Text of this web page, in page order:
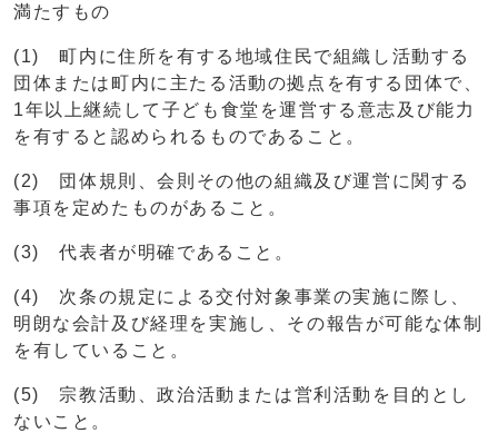
満たすもの
(1) 町内に住所を有する地域住民で組織し活動する
団体または町内に主たる活動の拠点を有する団体で、
1年以上継続して子ども食堂を運営する意志及び能力
を有すると認められるものであること。
(2) 団体規則、会則その他の組織及び運営に関する
事項を定めたものがあること。
(3) 代表者が明確であること。
(4) 次条の規定による交付対象事業の実施に際し、
明朗な会計及び経理を実施し、その報告が可能な体制
を有していること。
(5) 宗教活動、政治活動または営利活動を目的とし
ないこと。